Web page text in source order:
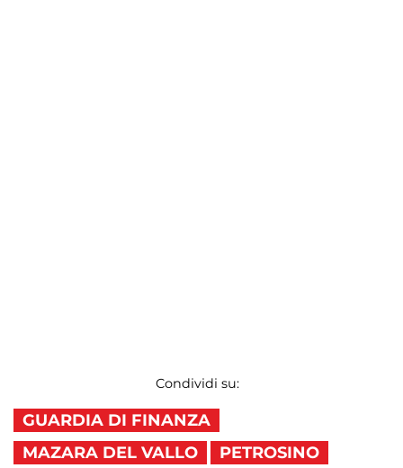
Condividi su:
GUARDIA DI FINANZA
MAZARA DEL VALLO
PETROSINO